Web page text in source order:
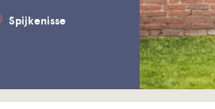
Spijkenisse